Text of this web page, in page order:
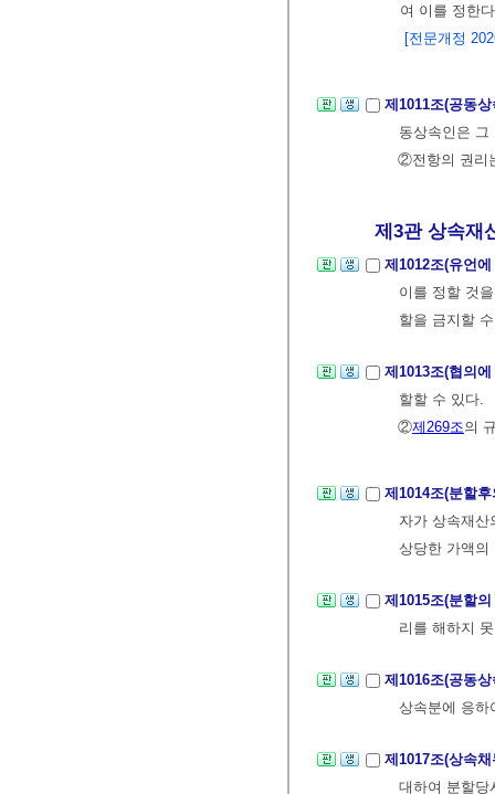
여 이를 정한
[전문개정
제1011조(공동
동상속인은
②전항의 권리
제3관 상속재
제1012조(유언
이를 정할 것
할을 금지할
제1013조(협의
할할 수 있다.
②제269조의
제1014조(분할
자가 상속재
상당한 가액의
제1015조(분할
리를 해하지
제1016조(공동
상속분에 응하
제1017조(상속
대하여 분할당